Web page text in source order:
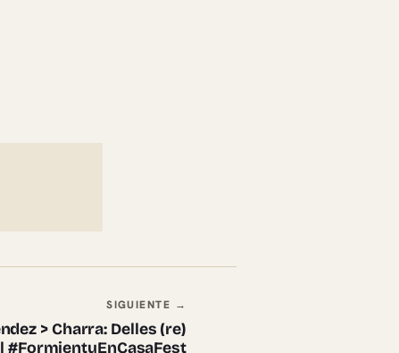
SIGUIENTE →
> Charra: Delles (re)
#FormientuEnCasaFest